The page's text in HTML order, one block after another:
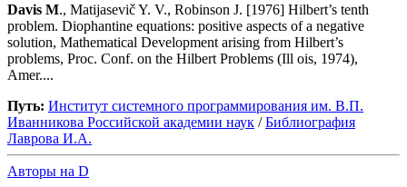
Davis M., Matijasevič Y. V., Robinson J. [1976] Hilbert’s tenth
problem. Diophantine equations: positive aspects of a negative
solution, Mathematical Development arising from Hilbert’s
problems, Proc. Conf. on the Hilbert Problems (Ill ois, 1974),
Amer....
Путь: Институт системного программирования им. В.П.
Иванникова Роcсийской академии наук /Библиография
Лаврова И.А.
Авторы на D